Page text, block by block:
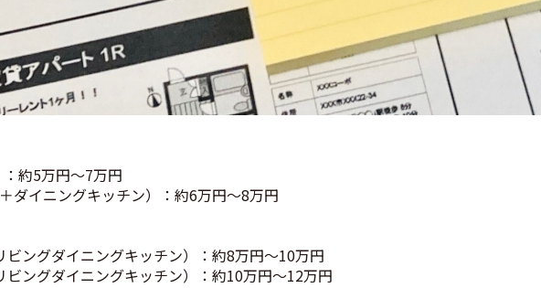
約5万円〜7万円
ダイニングキッチン）：約6万円〜8万円
ビングダイニングキッチン）：約8万円〜10万円
ビングダイニングキッチン）：約10万円〜12万円